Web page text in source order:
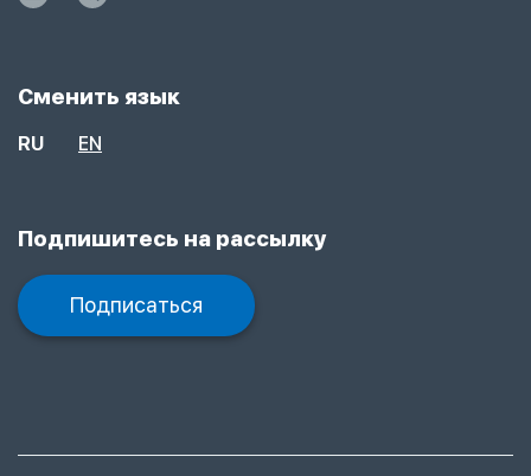
Сменить язык
RU EN
Подпишитесь на рассылку
Подписаться